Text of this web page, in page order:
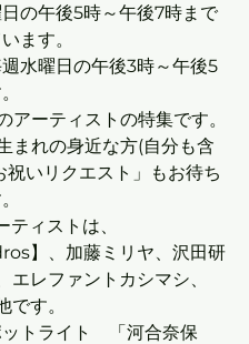
の午後5時～午後7時まで
ます。
水曜日の午後3時～午後5
アーティストの特集です。
まれの身近な方(自分も含
祝いリクエスト」もお待ち
ティストは、
】、加藤ミリヤ、沢田研
エレファントカシマシ、
です。
トライト　「河合奈保